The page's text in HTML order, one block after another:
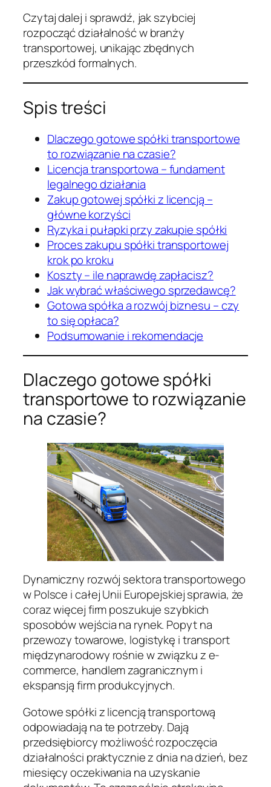
Czytaj dalej i sprawdź, jak szybciej
rozpocząć działalność w branży
transportowej, unikając zbędnych
przeszkód formalnych.
Spis treści
Dlaczego gotowe spółki transportowe
to rozwiązanie na czasie?
Licencja transportowa – fundament
legalnego działania
Zakup gotowej spółki z licencją –
główne korzyści
Ryzyka i pułapki przy zakupie spółki
Proces zakupu spółki transportowej
krok po kroku
Koszty – ile naprawdę zapłacisz?
Jak wybrać właściwego sprzedawcę?
Gotowa spółka a rozwój biznesu – czy
to się opłaca?
Podsumowanie i rekomendacje
Dlaczego gotowe spółki
transportowe to rozwiązanie
na czasie?
Dynamiczny rozwój sektora transportowego
w Polsce i całej Unii Europejskiej sprawia, że
coraz więcej firm poszukuje szybkich
sposobów wejścia na rynek. Popyt na
przewozy towarowe, logistykę i transport
międzynarodowy rośnie w związku z e-
commerce, handlem zagranicznym i
ekspansją firm produkcyjnych.
Gotowe spółki z licencją transportową
odpowiadają na te potrzeby. Dają
przedsiębiorcy możliwość rozpoczęcia
działalności praktycznie z dnia na dzień, bez
miesięcy oczekiwania na uzyskanie